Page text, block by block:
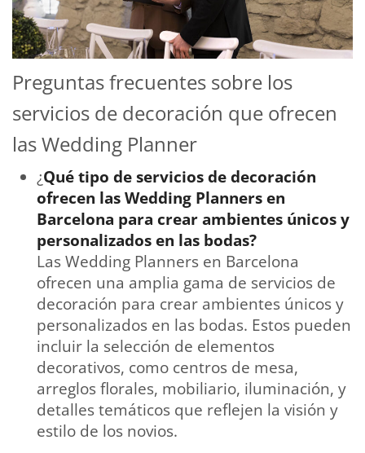
Preguntas frecuentes sobre los
servicios de decoración que ofrecen
las Wedding Planner
¿Qué tipo de servicios de decoración
ofrecen las Wedding Planners en
Barcelona para crear ambientes únicos y
personalizados en las bodas?
Las Wedding Planners en Barcelona
ofrecen una amplia gama de servicios de
decoración para crear ambientes únicos y
personalizados en las bodas. Estos pueden
incluir la selección de elementos
decorativos, como centros de mesa,
arreglos florales, mobiliario, iluminación, y
detalles temáticos que reflejen la visión y
estilo de los novios.